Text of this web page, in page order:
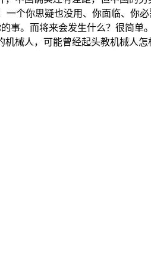
个你思疑也没用、你面临、你
。而将来会发生什么？很简单
械人，可能曾经起头教机械人怎